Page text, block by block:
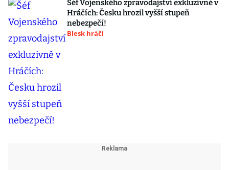
Šéf Vojenského zpravodajství exkluzivně v
Hráčích: Česku hrozil vyšší stupeň
nebezpečí!
Blesk hráči